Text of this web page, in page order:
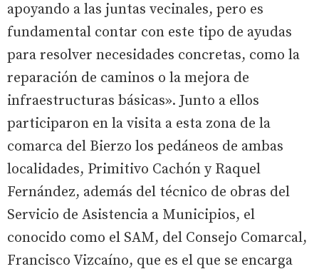
apoyando a las juntas vecinales, pero es
fundamental contar con este tipo de ayudas
para resolver necesidades concretas, como la
reparación de caminos o la mejora de
infraestructuras básicas». Junto a ellos
participaron en la visita a esta zona de la
comarca del Bierzo los pedáneos de ambas
localidades, Primitivo Cachón y Raquel
Fernández, además del técnico de obras del
Servicio de Asistencia a Municipios, el
conocido como el SAM, del Consejo Comarcal,
Francisco Vizcaíno, que es el que se encarga